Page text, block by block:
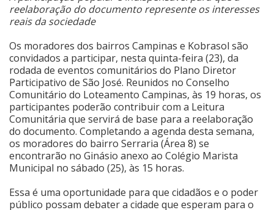
Anuncie
Cinema
Agenda Cultural
Anuncie
Fale Conosco
reelaboração do documento represente os interesses
reais da sociedade
Os moradores dos bairros Campinas e Kobrasol são
convidados a participar, nesta quinta-feira (23), da
rodada de eventos comunitários do Plano Diretor
Participativo de São José. Reunidos no Conselho
Comunitário do Loteamento Campinas, às 19 horas, os
participantes poderão contribuir com a Leitura
Comunitária que servirá de base para a reelaboração
do documento. Completando a agenda desta semana,
os moradores do bairro Serraria (Área 8) se
encontrarão no Ginásio anexo ao Colégio Marista
Municipal no sábado (25), às 15 horas.
Essa é uma oportunidade para que cidadãos e o poder
público possam debater a cidade que esperam para o